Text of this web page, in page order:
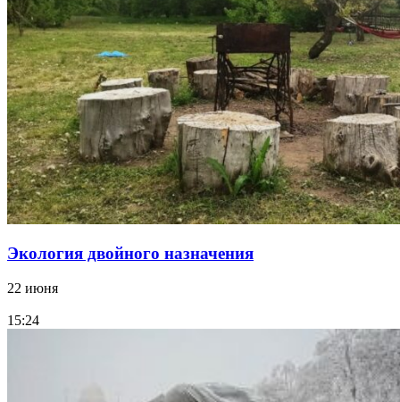
Экология двойного назначения
22 июня
15:24